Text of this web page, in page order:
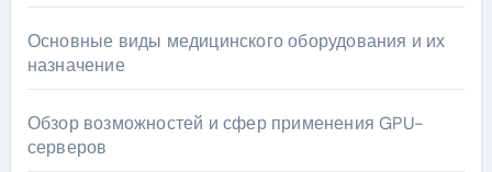
Основные виды медицинского оборудования и их
назначение
Обзор возможностей и сфер применения GPU-
серверов